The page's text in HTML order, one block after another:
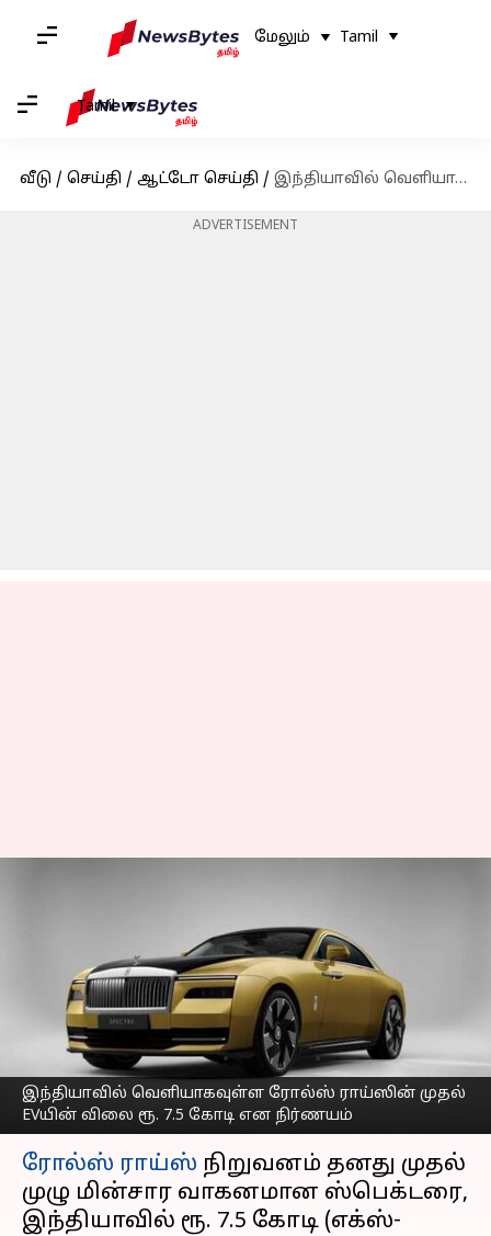
மேலும் Tamil
Tamil
வீடு / செய்தி / ஆட்டோ செய்தி / இந்தியாவில் வெளியாகவுள்ள ரோல்ஸ் ராய்ஸின் முதல் EVயின் விலை ரூ. 7.5 கோடி என நிர்ணயம்
ADVERTISEMENT
இந்தியாவில் வெளியாகவுள்ள ரோல்ஸ் ராய்ஸின் முதல்
EVயின் விலை ரூ. 7.5 கோடி என நிர்ணயம்
வெளியாகவுள்ள ரோல்ஸ்
ராய்ஸின் முதல் EVயின்
விலை ரூ. 7.5 கோடி என
நிர்ணயம்
எழுதியவர் Venkatalakshmi V Jan 19, 2024 05:50 pm
செய்தி முன்னோட்டம்
ரோல்ஸ் ராய்ஸ் நிறுவனம் தனது முதல்
முழு மின்சார வாகனமான ஸ்பெக்டரை,
இந்தியாவில் ரூ. 7.5 கோடி (எக்ஸ்-